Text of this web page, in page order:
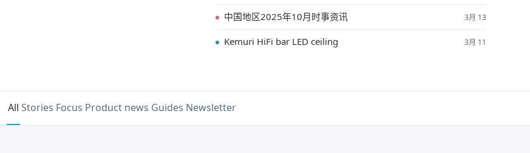
中国地区2025年10月时事资讯 3月 13
Kemuri HiFi bar LED ceiling 3月 11
All Stories Focus Product news Guides Newsletter